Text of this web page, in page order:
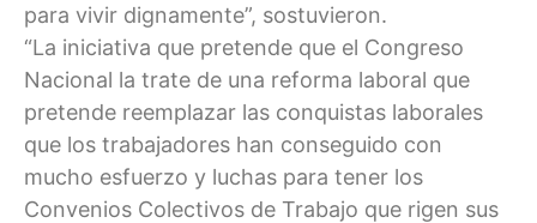
para vivir dignamente”, sostuvieron.
“La iniciativa que pretende que el Congreso
Nacional la trate de una reforma laboral que
pretende reemplazar las conquistas laborales
que los trabajadores han conseguido con
mucho esfuerzo y luchas para tener los
Convenios Colectivos de Trabajo que rigen sus